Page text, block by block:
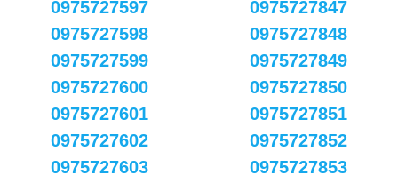
0975727597
0975727598
0975727599
0975727600
0975727601
0975727602
0975727603
0975727847
0975727848
0975727849
0975727850
0975727851
0975727852
0975727853